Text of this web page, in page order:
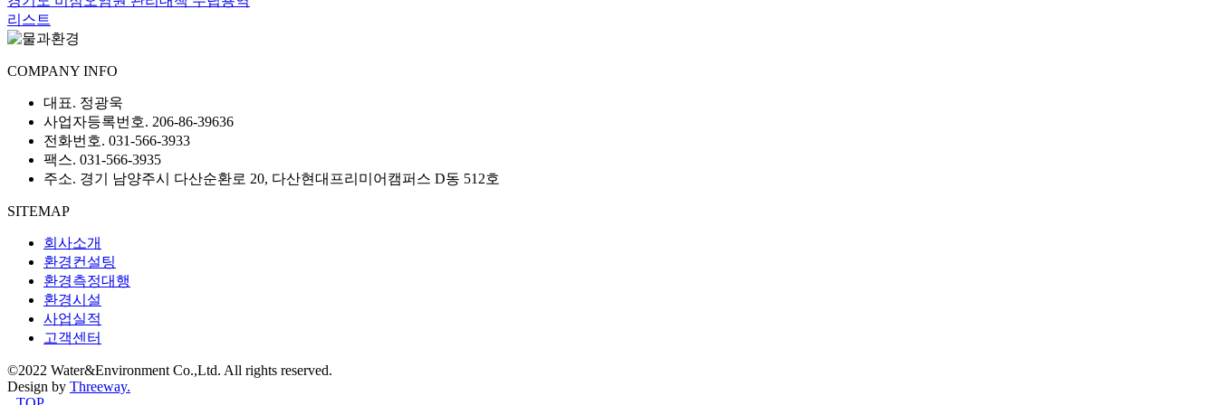
리스트
COMPANY INFO
대표. 정광욱
사업자등록번호. 206-86-39636
전화번호. 031-566-3933
팩스. 031-566-3935
주소. 경기 남양주시 다산순환로 20, 다산현대프리미어캠퍼스 D동 512호
SITEMAP
회사소개
환경컨설팅
환경측정대행
환경시설
사업실적
고객센터
©2022 Water&Environment Co.,Ltd. All rights reserved.
Design by Threeway.